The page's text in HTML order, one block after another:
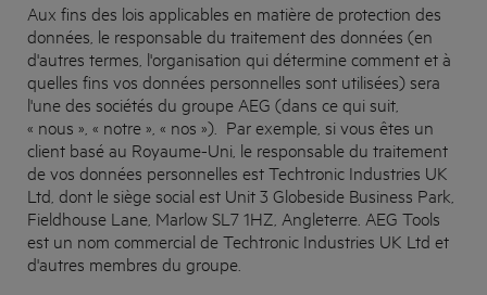
Aux fins des lois applicables en matière de protection des
données, le responsable du traitement des données (en
d'autres termes, l'organisation qui détermine comment et à
quelles fins vos données personnelles sont utilisées) sera
l'une des sociétés du groupe AEG (dans ce qui suit,
« nous », « notre », « nos »). Par exemple, si vous êtes un
client basé au Royaume-Uni, le responsable du traitement
de vos données personnelles estTechtronic Industries UK
Ltd , dont le siège social est Unit 3 Globeside Business Park,
Fieldhouse Lane, Marlow SL7 1HZ, Angleterre. AEG Tools
est un nom commercial de Techtronic Industries UK Ltd et
d'autres membres du groupe.